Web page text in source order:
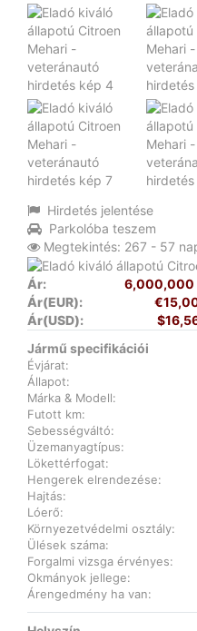
Hirdetés jelentése
Parkolóba teszem
Megtekintés: 267 - 57
Ár:
6,000,000
Ár(EUR):
Ár(USD):
Jármű specifikációi
Évjárat:
Állapot:
Márka & Modell:
Futott km:
Sebességváltó:
Üzemanyagtípus:
Lökettérfogat:
Hengerek elrendezése:
Hajtás:
Lóerő:
Környezetvédelmi osztály:
Ülések száma:
Forgalmi vizsga érvényes:
Okmányok jellege:
Árengedmény ha van: